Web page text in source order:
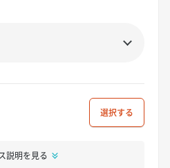
選択
説明を見る